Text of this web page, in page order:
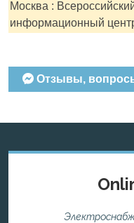
Москва :
информационный
Отзывы,